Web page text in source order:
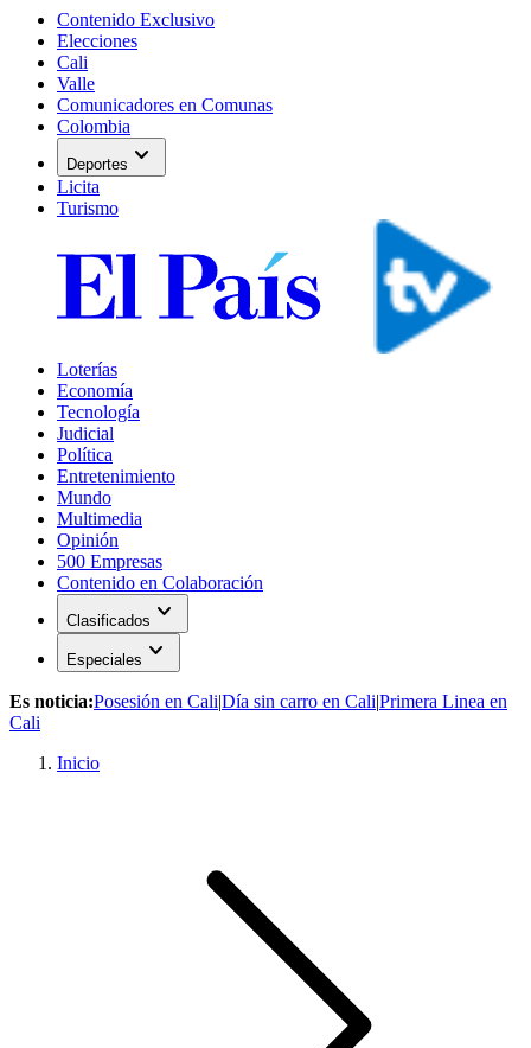
Contenido Exclusivo
Elecciones
Cali
Valle
Comunicadores en Comunas
Colombia
Deportes expand_more
Licita
Turismo
Loterías
Economía
Tecnología
Judicial
Política
Entretenimiento
Mundo
Multimedia
Opinión
500 Empresas
Contenido en Colaboración
Clasificados expand_more
Especiales expand_more
Es noticia:Posesión en Cali|Día sin carro en Cali|Primera Linea en
Cali
Inicio